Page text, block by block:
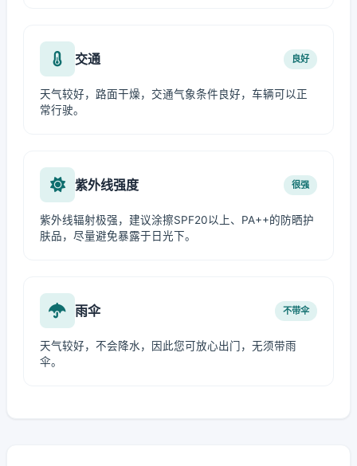
交通 良好
天气较好，路面干燥，交通气象条件良好，车辆可以正
常行驶。
紫外线强度 很强
紫外线辐射极强，建议涂擦SPF20以上、PA++的防晒护
肤品，尽量避免暴露于日光下。
雨伞 不带伞
天气较好，不会降水，因此您可放心出门，无须带雨
伞。